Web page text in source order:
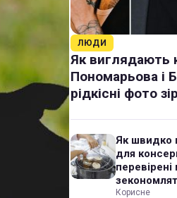
ЛЮДИ
Як виглядають
Пономарьова і
рідкісні фото
Як швидко
для
Корисне